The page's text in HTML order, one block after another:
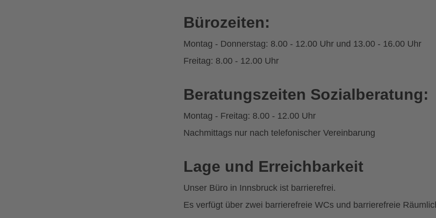
Bürozeiten:
Montag - Donnerstag: 8.00 - 12.00 Uhr und 13.00 - 16.00 Uhr
Freitag: 8.00 - 12.00 Uhr
Beratungszeiten Sozialberatung:
Montag - Freitag: 8.00 - 12.00 Uhr
Nachmittags nur nach telefonischer Vereinbarung
Lage und Erreichbarkeit
Unser Büro in Innsbruck ist barrierefrei.
Es verfügt über zwei barrierefreie WCs und barrierefreie